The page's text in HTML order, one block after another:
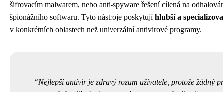
šifrovacím malwarem, nebo anti-spyware řešení cílená na
špionážního softwaru. Tyto nástroje poskytujíhlubší a
v konkrétních oblastech než univerzální antivirové programy.
Nejlepší antivir je zdravý rozum uživatele, protože žádný